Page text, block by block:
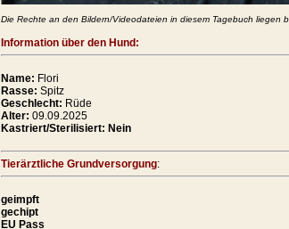
Die Rechte an den Bildern/Videodateien in diesem Tagebuch liegen
Information über den Hund:
Name: Flori
Rasse: Spitz
Geschlecht: Rüde
Alter: 09.09.2025
Kastriert/Sterilisiert: Nein
Tierärztliche Grundversorgung:
geimpft
gechipt
EU Pass